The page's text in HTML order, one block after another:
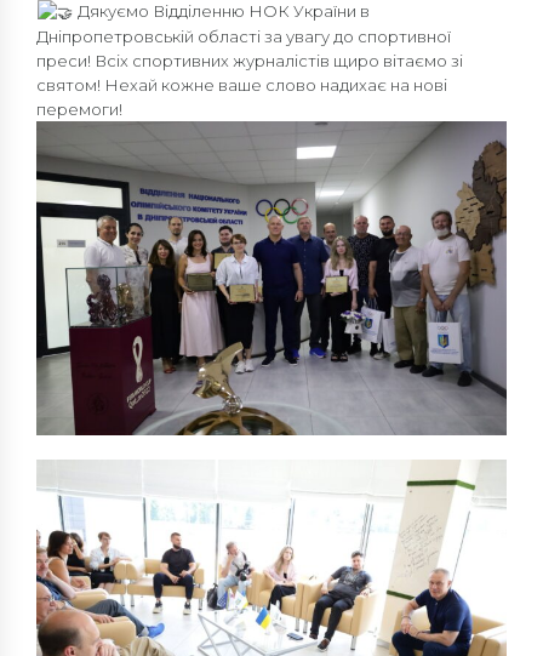
Дякуємо Відділенню НОК України в
Дніпропетровській області за увагу до спортивної
преси! Всіх спортивних журналістів щиро вітаємо зі
святом! Нехай кожне ваше слово надихає на нові
перемоги!